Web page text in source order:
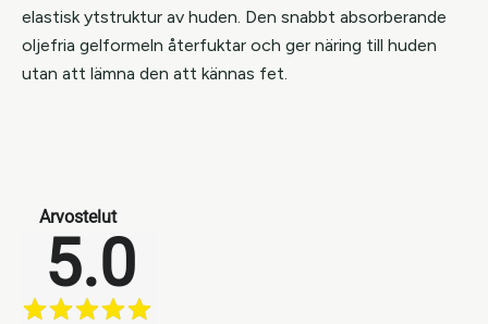
elastisk ytstruktur av huden. Den snabbt absorberande
oljefria gelformeln återfuktar och ger näring till huden
utan att lämna den att kännas fet.
Arvostelut
5.0